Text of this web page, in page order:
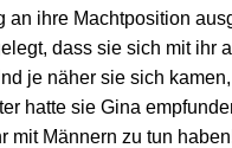
an ihre Machtposition
dass sie sich mit ihr
je näher sie sich
hatte sie Gina
mit Männern zu tun